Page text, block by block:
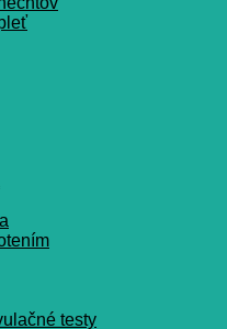
testy